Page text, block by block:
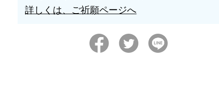
詳しくは、ご祈願ページへ